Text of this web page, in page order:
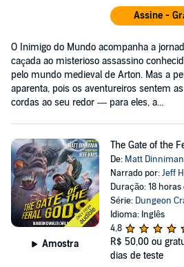
Assine -
O Inimigo do Mundo acompanha a
caçada ao misterioso assassino
pelo mundo medieval de Arton. Mas a
aparenta, pois os aventureiros sentem
cordas ao seu redor — para eles, a...
Amostra
The Gate of the
De: Matt Dinniman
Narrado por:Jeff
Duração: 18
Série: Dungeon
Idioma: Inglês
4,8
R$ 50,00 ou
dias de teste